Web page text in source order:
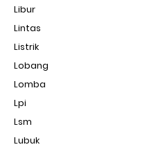
Libur
Lintas
Listrik
Lobang
Lomba
Lpi
Lsm
Lubuk